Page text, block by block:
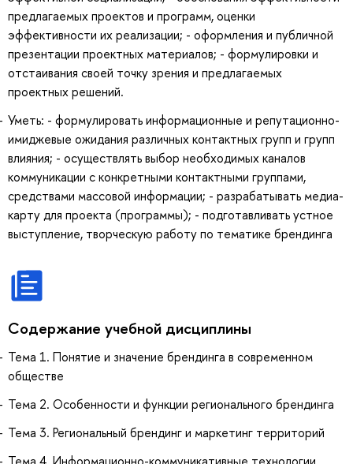
предлагаемых проектов и программ, оценки
эффективности их реализации; - оформления и публичной
презентации проектных материалов; - формулировки и
отстаивания своей точку зрения и предлагаемых
проектных решений.
Уметь: - формулировать информационные и репутационно-
имиджевые ожидания различных контактных групп и групп
влияния; - осуществлять выбор необходимых каналов
коммуникации с конкретными контактными группами,
средствами массовой информации; - разрабатывать медиа-
карту для проекта (программы); - подготавливать устное
выступление, творческую работу по тематике брендинга
Содержание учебной дисциплины
Тема 1. Понятие и значение брендинга в современном
обществе
Тема 2. Особенности и функции регионального брендинга
Тема 3. Региональный брендинг и маркетинг территорий